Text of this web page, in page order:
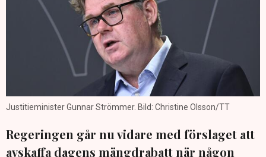
Justitieminister Gunnar Strömmer. Bild: Christine Olsson/TT
Regeringen går nu vidare med förslaget att
avskaffa dagens mängdrabatt när någon